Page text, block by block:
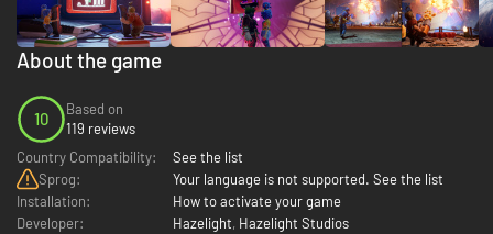
About the game
10
Based on
119 reviews
Country Compatibility:
See the list
Sprog:
Your language is not supported. See the list
Installation:
How to activate your game
Developer:
Hazelight, Hazelight Studios